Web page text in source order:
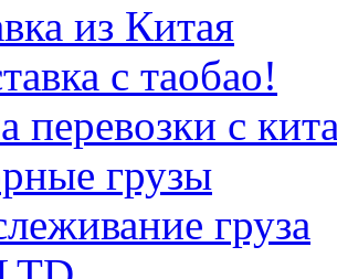
из Китая
с таобао!
перевозки с
грузы
груза